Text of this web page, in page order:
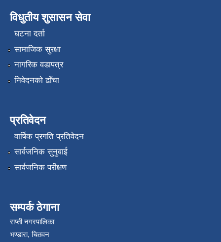
विधुतीय शुसासन सेवा
घटना दर्ता
सामाजिक सुरक्षा
नागरिक वडापत्र
निवेदनको ढाँचा
प्रतिवेदन
वार्षिक प्रगति प्रतिवेदन
सार्वजनिक सुनुवाई
सार्वजनिक परीक्षण
सम्पर्क ठेगाना
राप्ती नगरपालिका
भण्डारा, चितवन